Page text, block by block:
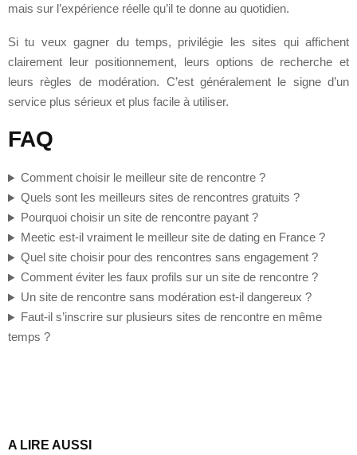
mais sur l’expérience réelle qu’il te donne au quotidien.
Si tu veux gagner du temps, privilégie les sites qui affichent
clairement leur positionnement, leurs options de recherche et
leurs règles de modération. C’est généralement le signe d’un
service plus sérieux et plus facile à utiliser.
FAQ
Comment choisir le meilleur site de rencontre ?
Quels sont les meilleurs sites de rencontres gratuits ?
Pourquoi choisir un site de rencontre payant ?
Meetic est-il vraiment le meilleur site de dating en France ?
Quel site choisir pour des rencontres sans engagement ?
Comment éviter les faux profils sur un site de rencontre ?
Un site de rencontre sans modération est-il dangereux ?
Faut-il s’inscrire sur plusieurs sites de rencontre en même
temps ?
A LIRE AUSSI